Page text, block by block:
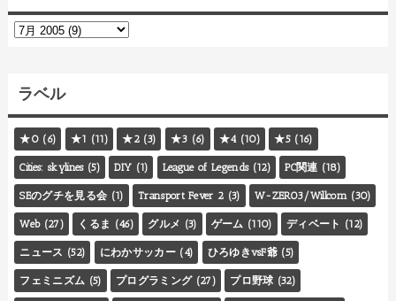
ラベル
★0 (6) ★1 (11) ★2 (3) ★3 (6) ★4 (10) ★5 (16)
Cities: skylines (5) DIY (1) League of Legends (12) PC関連 (18)
SEのグチを見る会 (1) Transport Fever 2 (3) W-ZERO3/Willcom (30)
Web (27) くるま (46) グルメ (3) ゲーム (110) ディベート (12)
ニュース (52) にわかサッカー (4) ひろゆきvsF爺 (5)
フェミニズム (5) プログラミング (27) プロ野球 (32)